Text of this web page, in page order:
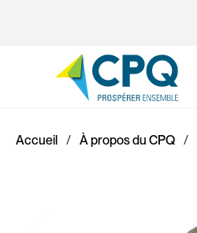
Accueil À propos du CPQ